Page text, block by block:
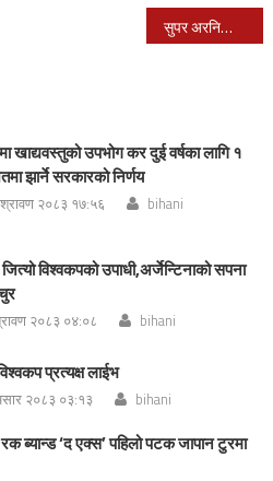
सुपर अरनिकोमा रंगकर्मी अधिकारी खलासी गर्दै
खाद्यवस्तुको उपभोग कर दुई वर्षका लागि १
झार्ने सरकारको निर्णय
२०८३ १७:५६ bihani
विश्वकपको उपाधी,अर्जेन्टिनाको सपना
२०८३ ०४:०८ bihani
प्रत्यक्ष लाईभ
२०८३ ०३:१३ bihani
ब्यान्ड ‘द एक्स’ पहिलो पटक जापान टुरमा